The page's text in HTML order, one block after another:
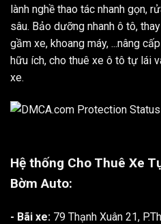
lành nghề thao tác nhanh gọn,
sâu. Bảo dưỡng nhanh ô tô,
gầm xe, khoang máy, ...nâng
hữu ích, cho thuê xe ô tô tự lái
xe.
Hệ thống Cho Thuê Xe
Bờm Auto:
- Bãi xe: 79 Thạnh Xuân 21,